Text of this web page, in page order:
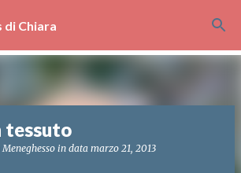
ai contenuti principali
di Chiara
tessuto
in data marzo 21, 2013